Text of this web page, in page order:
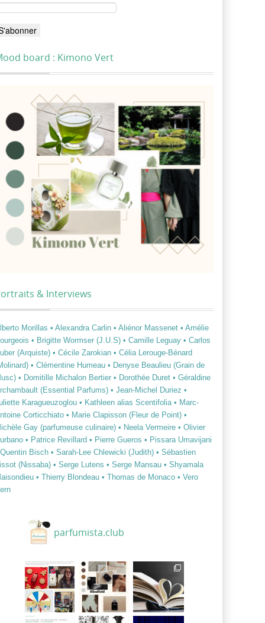
board : Kimono Vert
& Interviews
Morillas • Alexandra Carlin • Aliénor Massenet • Amélie
• Brigitte Wormser (J.U.S) • Camille Leguay • Carlos
(Arquiste) • Cécile Zarokian • Célia Lerouge-Bénard
• Clémentine Humeau • Denyse Beaulieu (Grain de
• Domitille Michalon Bertier • Dorothée Duret • Géraldine
(Essential Parfums) • Jean-Michel Duriez •
Karagueuzoglou • Kathleen alias Scentifolia • Marc-
Corticchiato • Marie Clapisson (Fleur de Point) •
Gay (parfumeuse culinaire) • Neela Vermeire • Olivier
• Patrice Revillard • Pierre Gueros • Pissara Umavijani
Bisch • Sarah-Lee Chlewicki (Judith) • Sébastien
(Nissaba) • Serge Lutens • Serge Mansau • Shyamala
• Thierry Blondeau • Thomas de Monaco • Vero
parfumista.club